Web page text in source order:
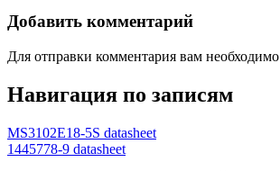
Добавить комментарий
Для отправки комментария вам необходимо
Навигация по записям
MS3102E18-5S datasheet
1445778-9 datasheet